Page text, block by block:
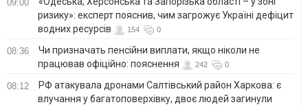
09:00
ризику»: експерт пояснив, чим загрожує Україні дефіцит
водних ресурсів
154 0
08:36
Чи призначать пенсійни виплати, якщо ніколи не
працював офіційно: пояснення
242 0
08:12
РФ атакувала дронами Салтівський район Харкова: є
влучання у багатоповерхівку, двоє людей загинули